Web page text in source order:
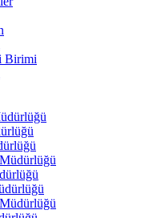
Birimi